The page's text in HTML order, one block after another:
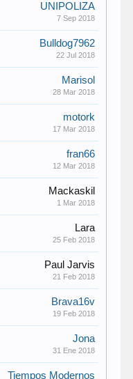
UNIPOLIZA
7 Sep 2018
Bulldog7962
22 Jul 2018
Marisol
28 Mar 2018
motork
17 Mar 2018
fran66
12 Mar 2018
Mackaskil
1 Mar 2018
Lara
25 Feb 2018
Paul Jarvis
21 Feb 2018
Brava16v
19 Feb 2018
Jona
31 Ene 2018
Tiempos Modernos